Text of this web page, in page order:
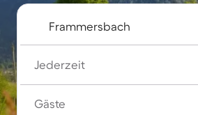
Jederzeit
Gäste